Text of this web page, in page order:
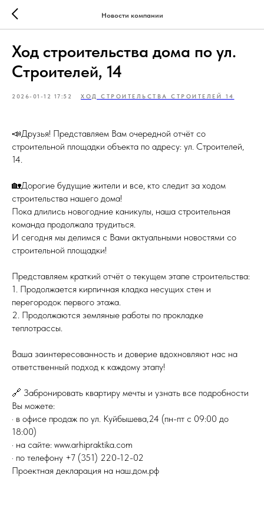
Новости компании
Ход строительства дома по ул.
Строителей, 14
2026-01-12 17:52 ХОД СТРОИТЕЛЬСТВА СТРОИТЕЛЕЙ 14
📣Друзья! Представляем Вам очередной отчёт со
строительной площадки объекта по адресу: ул. Строителей,
14.
🏡Дорогие будущие жители и все, кто следит за ходом
строительства нашего дома!
Пока длились новогодние каникулы, наша строительная
команда продолжала трудиться.
И сегодня мы делимся с Вами актуальными новостями со
строительной площадки!
Представляем краткий отчёт о текущем этапе строительства:
1. Продолжается кирпичная кладка несущих стен и
перегородок первого этажа.
2. Продолжаются земляные работы по прокладке
теплотрассы.
Ваша заинтересованность и доверие вдохновляют нас на
ответственный подход к каждому этапу!
🔗 Забронировать квартиру мечты и узнать все подробности
Вы можете:
· в офисе продаж по ул. Куйбышева,24 (пн-пт с 09:00 до
18:00)
· на сайте: www.arhipraktika.com
· по телефону +7 (351) 220-12-02
Проектная декларация на наш.дом.рф